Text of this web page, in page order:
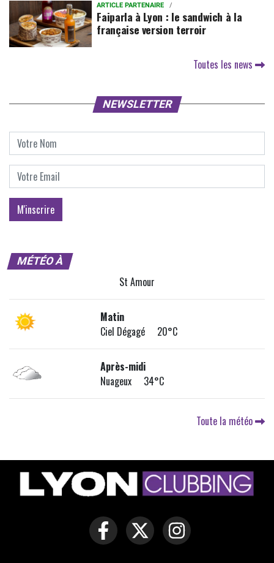
ARTICLE PARTENAIRE
Faiparla à Lyon : le sandwich à la
française version terroir
Toutes les news
NEWSLETTER
MÉTÉO À
St Amour
Matin
Ciel Dégagé 20°C
Après-midi
Nuageux 34°C
Toute la météo